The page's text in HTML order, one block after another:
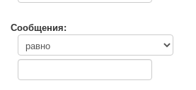
Сообщения: